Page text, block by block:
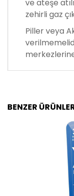
ve ateşe
zehirli gaz
Piller veya
BENZER